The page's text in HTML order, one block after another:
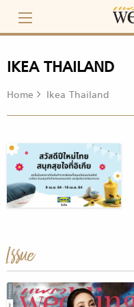
content
IKEA THAILAND
Home Ikea Thailand
Issue